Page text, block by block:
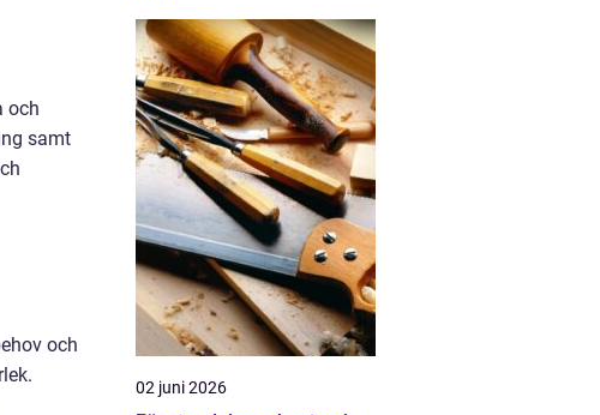
och
samt
och
02 juni 2026